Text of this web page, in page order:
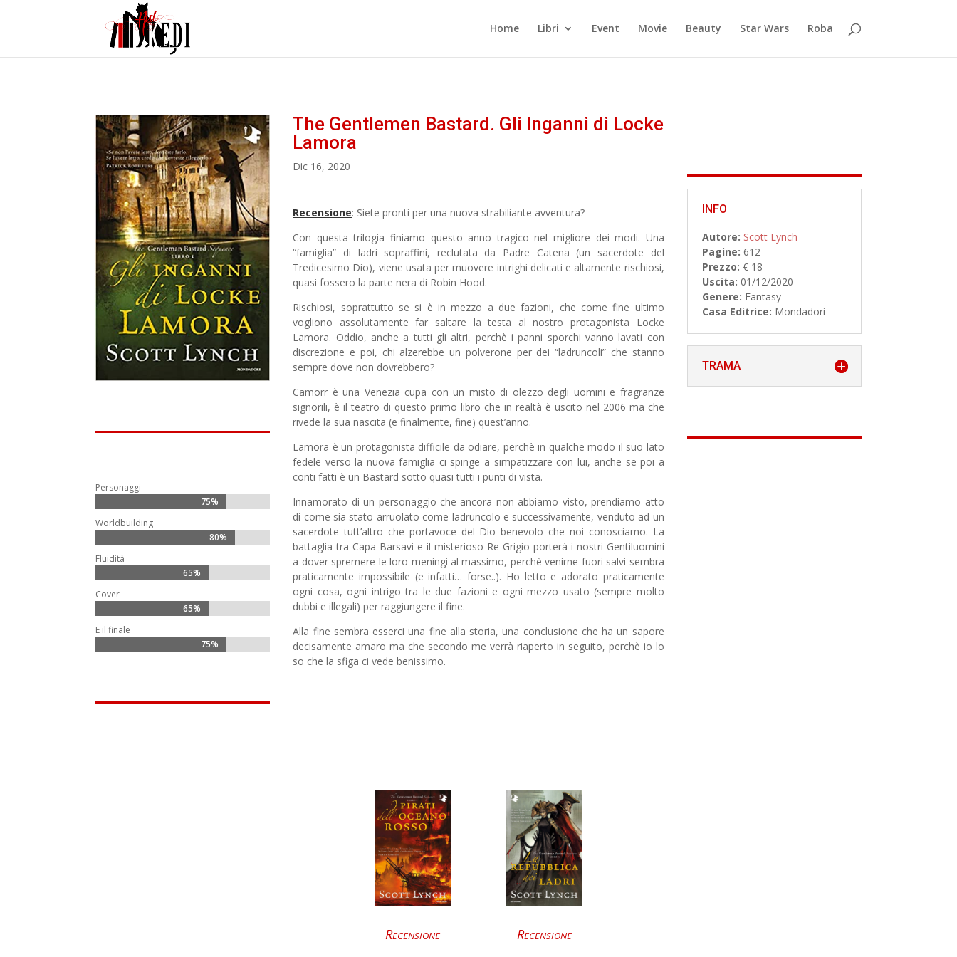
Home Libri Event Movie Beauty Star Wars Roba
Personaggi
75%
75%
Worldbuilding
80%
80%
Fluidità
65%
65%
Cover
65%
65%
E il finale
75%
75%
The Gentlemen Bastard. Gli Inganni di Locke
Lamora
Dic 16, 2020
Recensione: Siete pronti per una nuova strabiliante avventura?
Con questa trilogia finiamo questo anno tragico nel migliore dei modi. Una
“famiglia” di ladri sopraffini, reclutata da Padre Catena (un sacerdote del
Tredicesimo Dio), viene usata per muovere intrighi delicati e altamente rischiosi,
quasi fossero la parte nera di Robin Hood.
Rischiosi, soprattutto se si è in mezzo a due fazioni, che come fine ultimo
vogliono assolutamente far saltare la testa al nostro protagonista Locke
Lamora. Oddio, anche a tutti gli altri, perchè i panni sporchi vanno lavati con
discrezione e poi, chi alzerebbe un polverone per dei “ladruncoli” che stanno
sempre dove non dovrebbero?
Camorr è una Venezia cupa con un misto di olezzo degli uomini e fragranze
signorili, è il teatro di questo primo libro che in realtà è uscito nel 2006 ma che
rivede la sua nascita (e finalmente, fine) quest’anno.
Lamora è un protagonista difficile da odiare, perchè in qualche modo il suo lato
fedele verso la nuova famiglia ci spinge a simpatizzare con lui, anche se poi a
conti fatti è un Bastard sotto quasi tutti i punti di vista.
Innamorato di un personaggio che ancora non abbiamo visto, prendiamo atto
di come sia stato arruolato come ladruncolo e successivamente, venduto ad un
sacerdote tutt’altro che portavoce del Dio benevolo che noi conosciamo. La
battaglia tra Capa Barsavi e il misterioso Re Grigio porterà i nostri Gentiluomini
a dover spremere le loro meningi al massimo, perchè venirne fuori salvi sembra
praticamente impossibile (e infatti… forse..). Ho letto e adorato praticamente
ogni cosa, ogni intrigo tra le due fazioni e ogni mezzo usato (sempre molto
dubbi e illegali) per raggiungere il fine.
Alla fine sembra esserci una fine alla storia, una conclusione che ha un sapore
decisamente amaro ma che secondo me verrà riaperto in seguito, perchè io lo
so che la sfiga ci vede benissimo.
INFO
Autore: Scott Lynch
Pagine: 612
Prezzo: € 18
Uscita: 01/12/2020
Genere: Fantasy
Casa Editrice: Mondadori
TRAMA
Recensione Recensione